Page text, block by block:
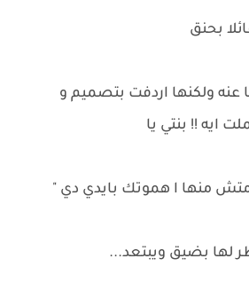
بحنق
عنه ولكنها اردفت بتصميم و
ايه !! بنتي يا
منها ا هموتك بايدي دي "
لها بضيق ويبتعد...